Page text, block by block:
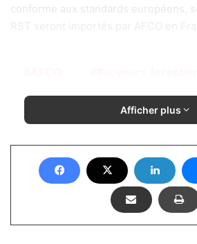
conforme aux standards européens,
Afficher plus